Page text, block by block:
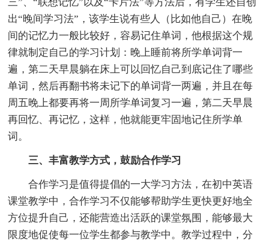
出“晚间学习法”，该学生说有些人（比如他自己）在晚
间的记忆力一般比较好，容易记住单词，他根据这个规
律就制定自己的学习计划：晚上睡前将所学单词背一
遍，第二天早晨躺在床上可以回忆自己到底记住了哪些
单词，然后再翻书将未记下的单词背一两遍，并且在每
周五晚上都要再将一周所学单词复习一遍，第二天早晨
再回忆、再记忆，这样，他就能更牢固地记住所学单
词。
三、丰富教学方式，鼓励合作学习
合作学习是值得提倡的一大学习方法，在初中英语
课堂教学中，合作学习不仅能够帮助学生更快更好地全
方位提升自己，还能营造出活跃的课堂氛围，能够最大
限度地促使每一位学生都参与教学中。教学过程中，分